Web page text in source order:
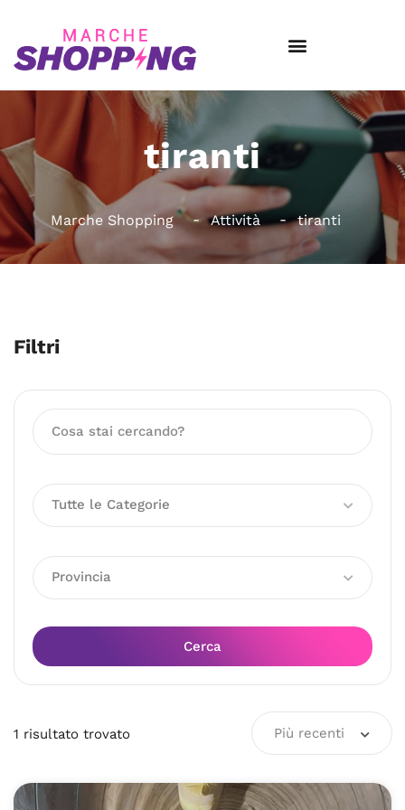
tiranti
Marche Shopping Attività tiranti
Filtri
Tutte le Categorie
Provincia
Cerca
1 risultato trovato Più recenti